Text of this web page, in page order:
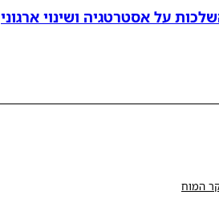
על אסטרטגיה ושינוי ארגוני
המוח